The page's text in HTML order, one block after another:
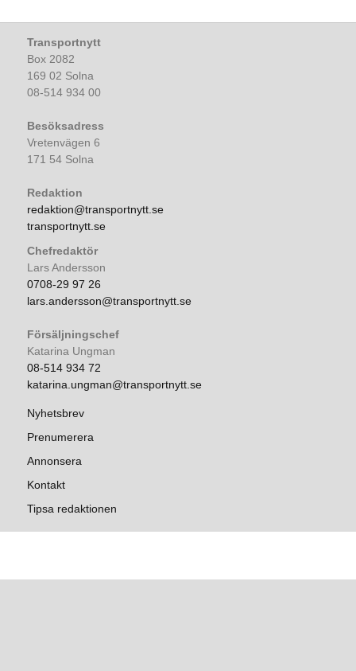
Transportnytt
Box 2082
169 02 Solna
08-514 934 00
Besöksadress
Vretenvägen 6
171 54 Solna
Redaktion
redaktion@transportnytt.se
transportnytt.se
Chefredaktör
Lars Andersson
0708-29 97 26
lars.andersson@transportnytt.se
Försäljningschef
Katarina Ungman
08-514 934 72
katarina.ungman@transportnytt.se
Nyhetsbrev
Prenumerera
Annonsera
Kontakt
Tipsa redaktionen